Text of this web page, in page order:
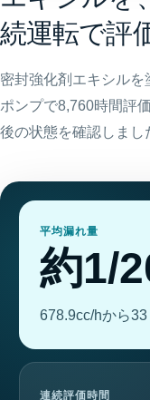
続運転で評
密封強化剤エキシル
ポンプで8,760時間評
後の状態を確認しまし
平均漏れ量
約1/
678.9cc/hから
連続評価時間